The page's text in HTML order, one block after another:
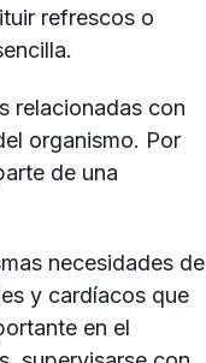
refrescos o
relacionadas con
organismo. Por
de una
necesidades de
y cardíacos que
en el